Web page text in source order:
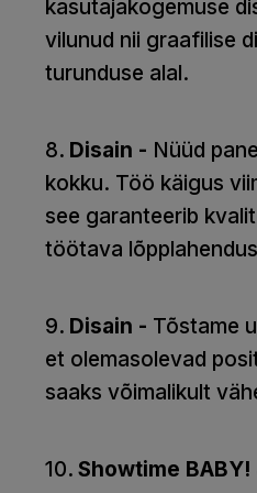
kasutajakogemuse
vilunud nii graafilise
turunduse alal.
8. Disain - Nüüd
kokku. Töö käigus
see garanteerib
töötava
9. Disain - Tõstame
et olemasolevad
saaks võimalikult
10. Showtime BABY!